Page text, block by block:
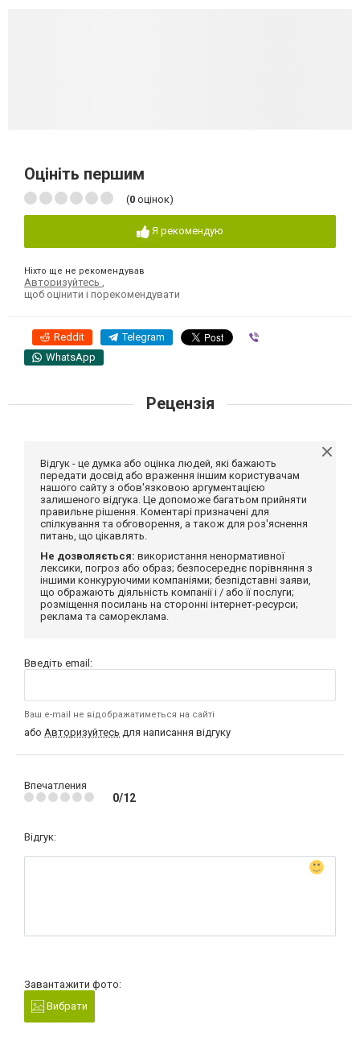
Оцініть першим
(0 оцінок)
Я рекомендую
Ніхто ще не рекомендував
Авторизуйтесь
щоб оцінити і порекомендувати
Reddit Telegram
WhatsApp
Рецензія
Відгук - це думка або оцінка людей, які бажають
передати досвід або враження іншим користувачам
нашого сайту з обов'язковою аргументацією
залишеного відгука. Це допоможе багатьом прийняти
правильне рішення. Коментарі призначені для
спілкування та обговорення, а також для роз'яснення
питань, що цікавлять.
Не дозволяється: використання ненормативної
лексики, погроз або образ; безпосереднє порівняння з
іншими конкуруючими компаніями; безпідставні заяви,
що ображають діяльність компанії і / або її послуги;
розміщення посилань на сторонні інтернет-ресурси;
реклама та самореклама.
Введіть email:
Ваш e-mail не відображатиметься на сайті
або Авторизуйтесь для написання відгуку
Впечатления
0/12
Відгук:
Завантажити фото:
Вибрати